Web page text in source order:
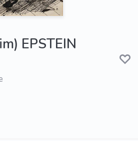
EPSTEIN